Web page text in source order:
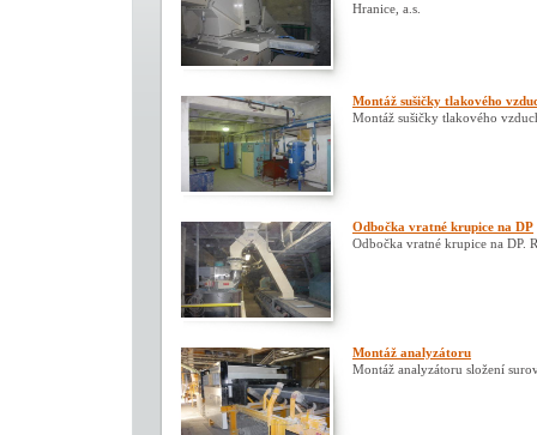
Hranice, a.s.
Montáž sušičky tlakového
Montáž sušičky tlakového
Odbočka vratné krupice na DP
Odbočka vratné krupice na DP.
Montáž analyzátoru
Montáž analyzátoru složení